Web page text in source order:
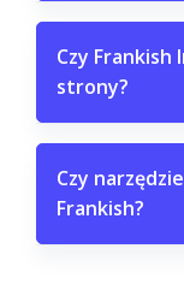
Czy Frankish
strony?
Czy
Frankish?